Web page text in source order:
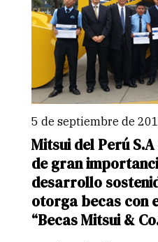
5 de septiembre de
Mitsui del Perú
de gran
desarrollo
otorga becas con
“Becas Mitsui &